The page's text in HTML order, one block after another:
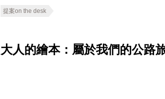
提案on the desk
大人的繪本：屬於我們的公路